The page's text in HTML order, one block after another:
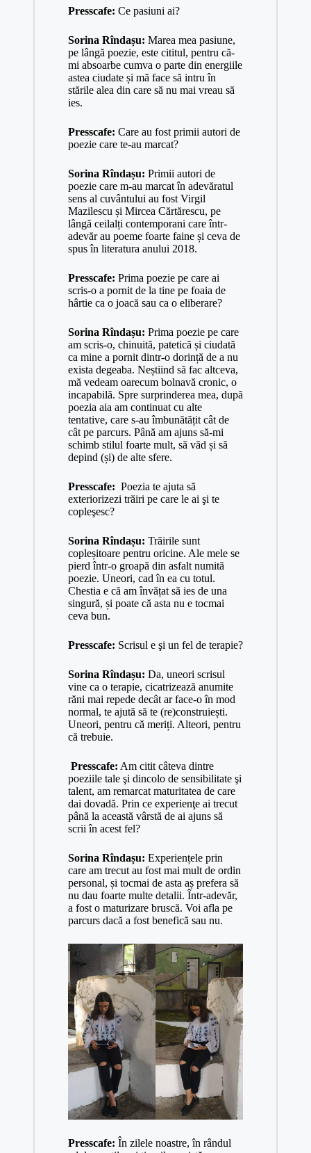
Presscafe: Ce pasiuni ai?
Sorina Rîndașu: Marea mea pasiune,
pe lângă poezie, este cititul, pentru că-
mi absoarbe cumva o parte din energiile
astea ciudate și mă face să intru în
stările alea din care să nu mai vreau să
ies.
Presscafe: Care au fost primii autori de
poezie care te-au marcat?
Sorina Rîndașu: Primii autori de
poezie care m-au marcat în adevăratul
sens al cuvântului au fost Virgil
Mazilescu și Mircea Cărtărescu, pe
lângă ceilalți contemporani care într-
adevăr au poeme foarte faine și ceva de
spus în literatura anului 2018.
Presscafe: Prima poezie pe care ai
scris-o a pornit de la tine pe foaia de
hârtie ca o joacă sau ca o eliberare?
Sorina Rîndașu: Prima poezie pe care
am scris-o, chinuită, patetică și ciudată
ca mine a pornit dintr-o dorință de a nu
exista degeaba. Neștiind să fac altceva,
mă vedeam oarecum bolnavă cronic, o
incapabilă. Spre surprinderea mea, după
poezia aia am continuat cu alte
tentative, care s-au îmbunătățit cât de
cât pe parcurs. Până am ajuns să-mi
schimb stilul foarte mult, să văd și să
depind (și) de alte sfere.
Presscafe: Poezia te ajuta să
exteriorizezi trăiri pe care le ai şi te
copleşesc?
Sorina Rîndașu: Trăirile sunt
copleșitoare pentru oricine. Ale mele se
pierd într-o groapă din asfalt numită
poezie. Uneori, cad în ea cu totul.
Chestia e că am învățat să ies de una
singură, și poate că asta nu e tocmai
ceva bun.
Presscafe: Scrisul e şi un fel de terapie?
Sorina Rîndașu: Da, uneori scrisul
vine ca o terapie, cicatrizează anumite
răni mai repede decât ar face-o în mod
normal, te ajută să te (re)construiești.
Uneori, pentru că meriți. Alteori, pentru
că trebuie.
Presscafe: Am citit câteva dintre
poeziile tale şi dincolo de sensibilitate şi
talent, am remarcat maturitatea de care
dai dovadă. Prin ce experienţe ai trecut
până la această vârstă de ai ajuns să
scrii în acest fel?
Sorina Rîndașu: Experiențele prin
care am trecut au fost mai mult de ordin
personal, și tocmai de asta aș prefera să
nu dau foarte multe detalii. Într-adevăr,
a fost o maturizare bruscă. Voi afla pe
parcurs dacă a fost benefică sau nu.
Presscafe: În zilele noastre, în rândul